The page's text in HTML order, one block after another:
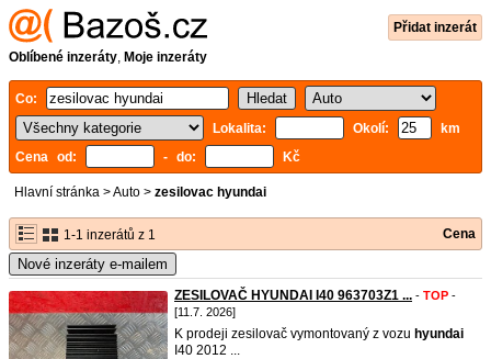
Přidat inzerát
Oblíbené inzeráty, Moje inzeráty
Co:
Lokalita:
Okolí:
km
Cena od:
- do: Kč
Hlavní stránka >Auto > zesilovac hyundai
1-1 inzerátů z 1 Cena
Nové inzeráty e-mailem
ZESILOVAČ HYUNDAI I40 963703Z1 ... - TOP -
[11.7. 2026]
K prodeji zesilovač vymontovaný z vozu hyundai
I40 2012 ...